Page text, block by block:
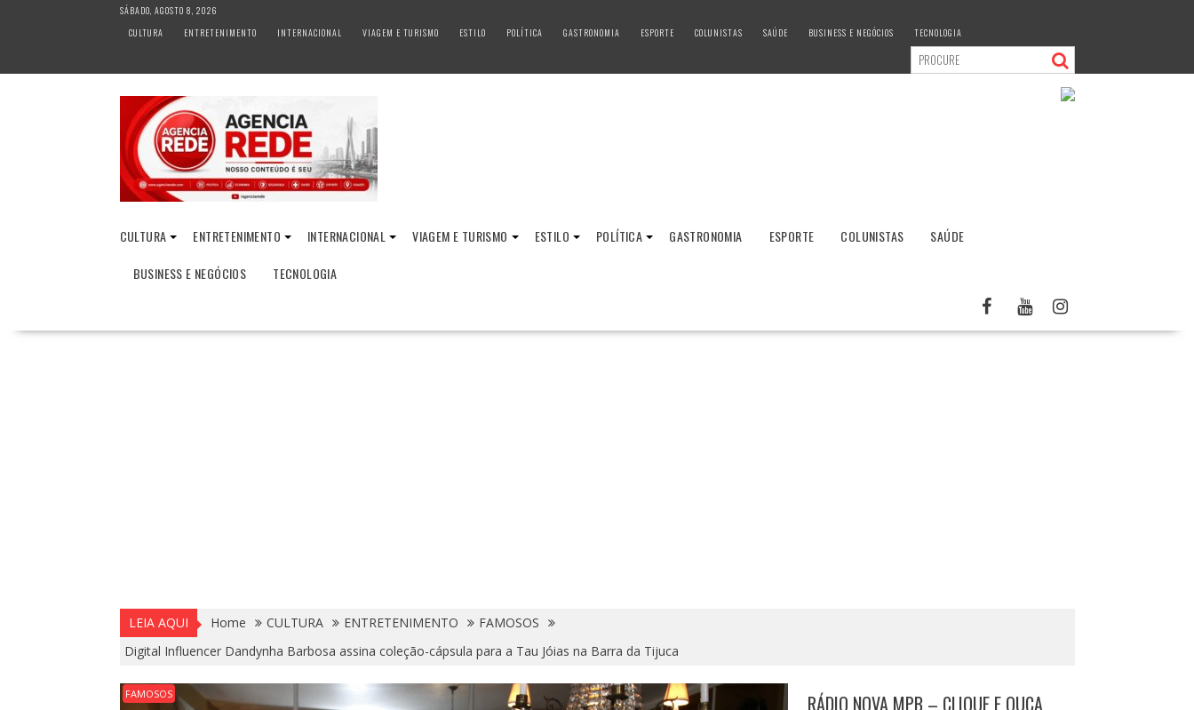
SÁBADO, AGOSTO 8, 2026
CULTURA
ENTRETENIMENTO INTERNACIONAL VIAGEM E TURISMO ESTILO POLÍTICA GASTRONOMIA ESPORTE COLUNISTAS SAÚDE BUSINESS E NEGÓCIOS TECNOLOGIA
CULTURA ENTRETENIMENTO INTERNACIONAL VIAGEM E TURISMO ESTILO POLÍTICA GASTRONOMIA ESPORTE COLUNISTAS
SAÚDE
BUSINESS E NEGÓCIOS
TECNOLOGIA
LEIA AQUI Home CULTURA ENTRETENIMENTO
FAMOSOS
Digital Influencer Dandynha Barbosa assina coleção-cápsula para a Tau Jóias na Barra da Tijuca
FAMOSOS RÁDIO NOVA MPB – CLIQUE E OUÇA